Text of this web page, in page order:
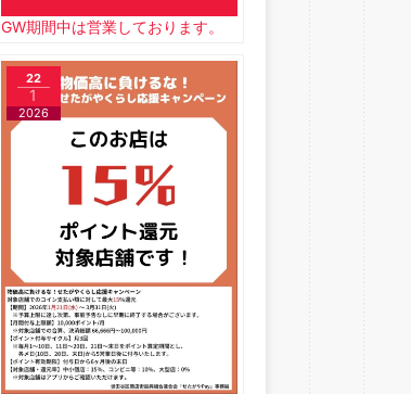
GW期間中は営業しております。
22
1
2026